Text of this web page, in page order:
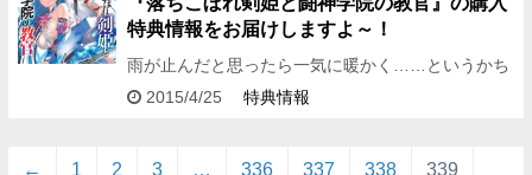
特典情報をお届けしますよ～！
雨が止んだと思ったら一気に暖かく……というかち
ょっと暑い！ どうも、編集アシDです。 今回は、オ
2015/4/25 特典情報
← 1 2 3 … 336 337 338 339